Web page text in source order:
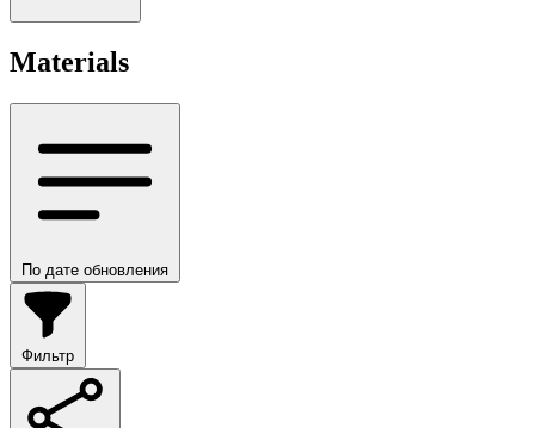
Materials
По дате обновления
Фильтр